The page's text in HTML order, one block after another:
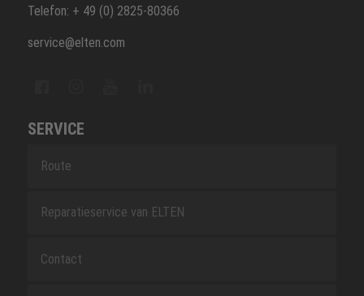
Telefon: + 49 (0) 2825-80366
service@elten.com
SERVICE
Route
Reparatieservice van ELTEN
Contact